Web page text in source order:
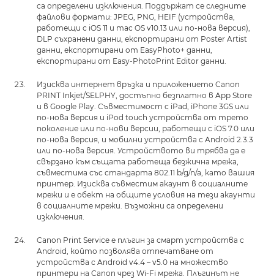
са определени изключения. Поддържат се следните
файлови формати: JPEG, PNG, HEIF (устройства,
работещи с iOS 11 и mac OS v10.13 или по-нова версия),
DLP съхранени данни, експортирани от Poster Artist
данни, експортирани от EasyPhoto+ данни,
експортирани от Easy-PhotoPrint Editor данни.
Изисква интернет връзка и приложението Canon
PRINT Inkjet/SELPHY, достъпно безплатно в App Store
и в Google Play. Съвместимост с iPad, iPhone 3GS или
по-нова версия и iPod touch устройства от трето
поколение или по-нови версии, работещи с iOS 7.0 или
по-нова версия, и мобилни устройства с Android 2.3.3
или по-нова версия. Устройството ви трябва да е
свързано към същата работеща безжична мрежа,
съвместима със стандарта 802.11 b/g/n/a, като вашия
принтер. Изисква съвместим акаунт в социалните
мрежи и е обект на общите условия на тези акаунти
в социалните мрежи. Възможни са определени
изключения.
Canon Print Service е плъгин за смарт устройства с
Android, който позволява отпечатване от
устройства с Android v4.4 – v5.0 на множество
принтери на Canon чрез Wi-Fi мрежа. Плъгинът не